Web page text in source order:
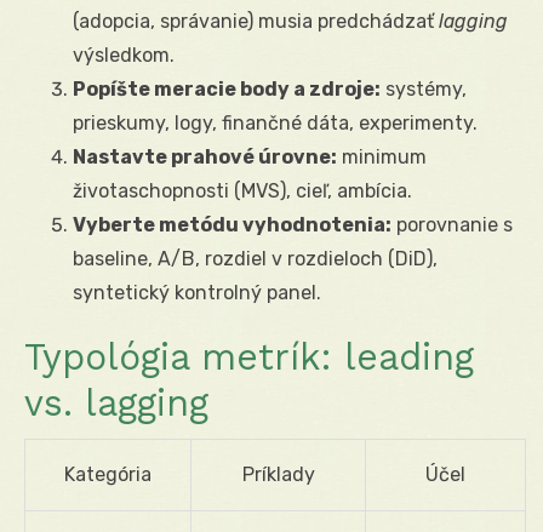
(adopcia, správanie) musia predchádzaťlagging
výsledkom.
Popíšte meracie body a zdroje: systémy,
prieskumy, logy, finančné dáta, experimenty.
Nastavte prahové úrovne: minimum
životaschopnosti (MVS), cieľ, ambícia.
Vyberte metódu vyhodnotenia: porovnanie s
baseline, A/B, rozdiel v rozdieloch (DiD),
syntetický kontrolný panel.
Typológia metrík: leading
vs. lagging
Kategória Príklady Účel